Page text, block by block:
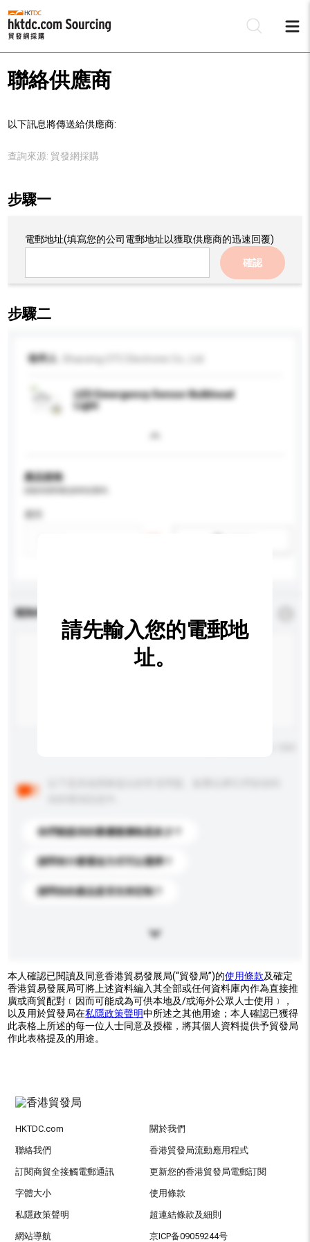
聯絡供應商
以下訊息將傳送給供應商:
查詢來源: 貿發網採購
步驟一
電郵地址(填寫您的公司電郵地址以獲取供應商的迅速回覆)
確認
步驟二
收件人
LED Emergency Sensor Bulkhead
Light
產品規格
查詢內容
你們能提供的最優惠價格是多少？
請問有什麼運送方式可以選擇？
請問你的產品是否支持定制？
請先輸入您的電郵地
址。
本人確認已閱讀及同意香港貿易發展局(“貿發局”)的使用條款及確定
香港貿易發展局可將上述資料編入其全部或任何資料庫內作為直接推
廣或商貿配對﹝因而可能成為可供本地及/或海外公眾人士使用﹞，
以及用於貿發局在私隱政策聲明中所述之其他用途；本人確認已獲得
此表格上所述的每一位人士同意及授權，將其個人資料提供予貿發局
作此表格提及的用途。
HKTDC.com 關於我們
聯絡我們 香港貿發局流動應用程式
訂閱商貿全接觸電郵通訊 更新您的香港貿發局電郵訂閱
字體大小 使用條款
私隱政策聲明 超連結條款及細則
網站導航 京ICP备09059244号